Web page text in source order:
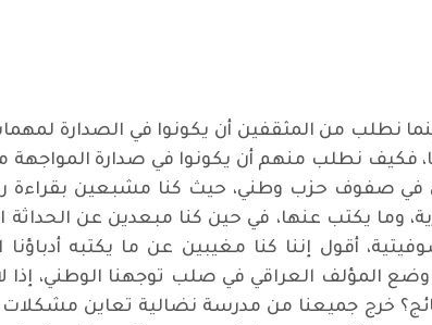
بينما نطلب من المثقفين أن يكونوا في الصدارة
فكيف نطلب منهم أن يكونوا في صدارة
في صفوف حزب وطني، حيث كنا مشبعين بقراءة
يكتب عنها، في حين كنا مبعدين عن الحداثة
أقول إننا كنا مغيبين عن ما يكتبه أدباؤنا
وضع المؤلف العراقي في صلب توجهنا الوطني، إذا
خرج جميعنا من مدرسة نضالية تعاين